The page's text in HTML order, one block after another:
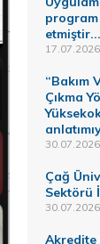
etmiştir...
17.07.2026
“Bakım
Çıkma
30.07.2026
Çağ
Sektörü
30.07.2026
Akredite